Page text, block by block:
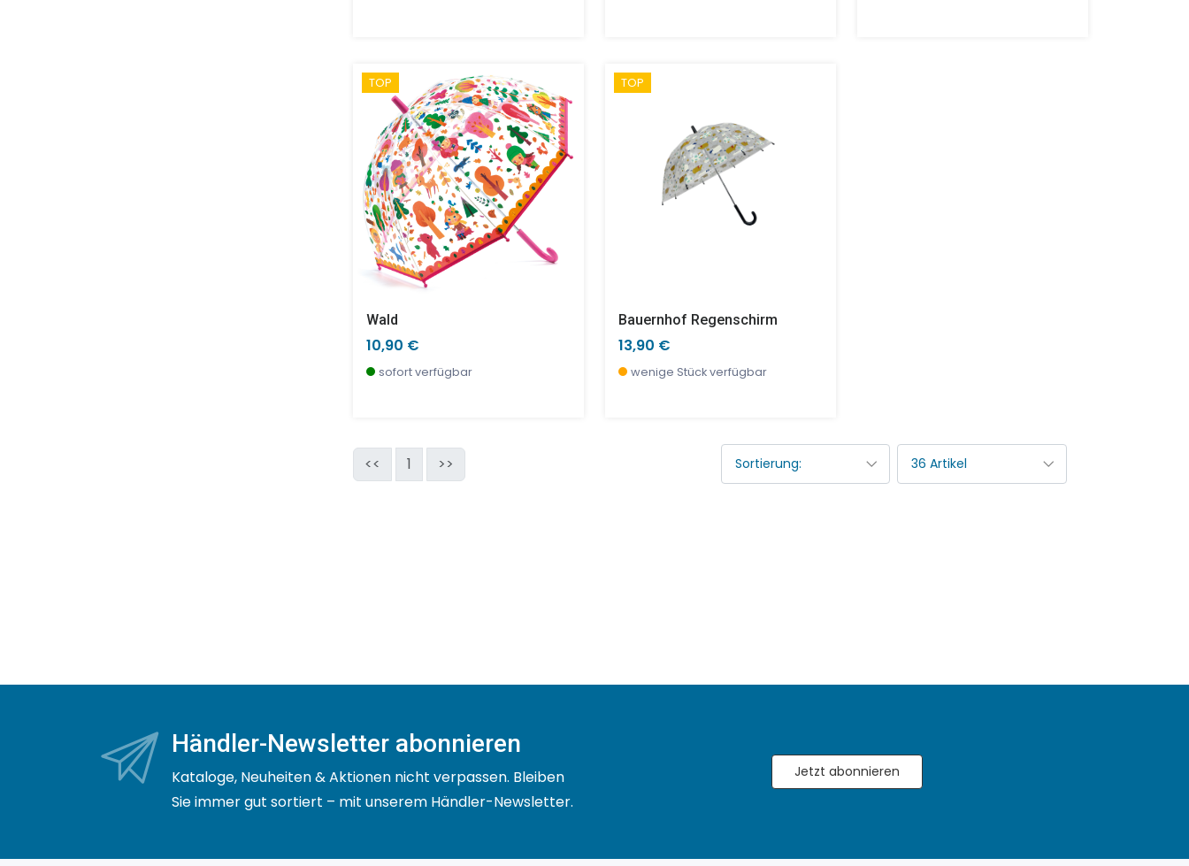
TOP
Wald
10,90 €
sofort verfügbar
TOP
Bauernhof Regenschirm
13,90 €
wenige Stück verfügbar
<< 1 >>
Händler-Newsletter abonnieren
Kataloge, Neuheiten & Aktionen nicht verpassen. Bleiben
Sie immer gut sortiert – mit unserem Händler-Newsletter.
Jetzt abonnieren